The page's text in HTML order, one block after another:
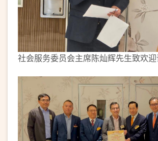
社会服务委员会主席陈灿辉先生致欢